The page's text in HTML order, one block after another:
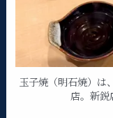
玉子焼（明石焼）は
店。新鋭